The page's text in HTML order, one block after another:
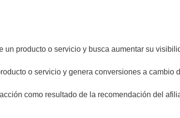
un producto o servicio y busca aumentar su
o servicio y genera conversiones a cambio
como resultado de la recomendación del